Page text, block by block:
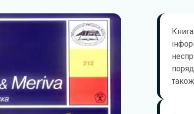
також